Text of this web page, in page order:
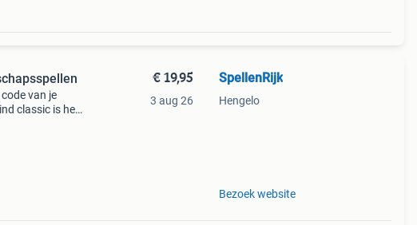
van je
classic is het
€ 19,95
3 aug 26
SpellenRijk
Hengelo
Bezoek website